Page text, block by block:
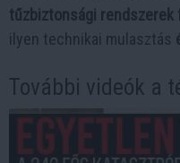
tűzbiztonsági rendszerek
ilyen technikai mulasztás
További videók a